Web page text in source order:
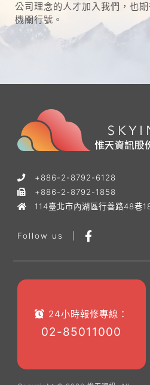
公司理念的人才加入我們，也
機關行號。
+886-2-8792-6128
+886-2-8792-1858
114臺北市內湖區行善路48巷
Follow us
24小時報修專線：
02-85011000